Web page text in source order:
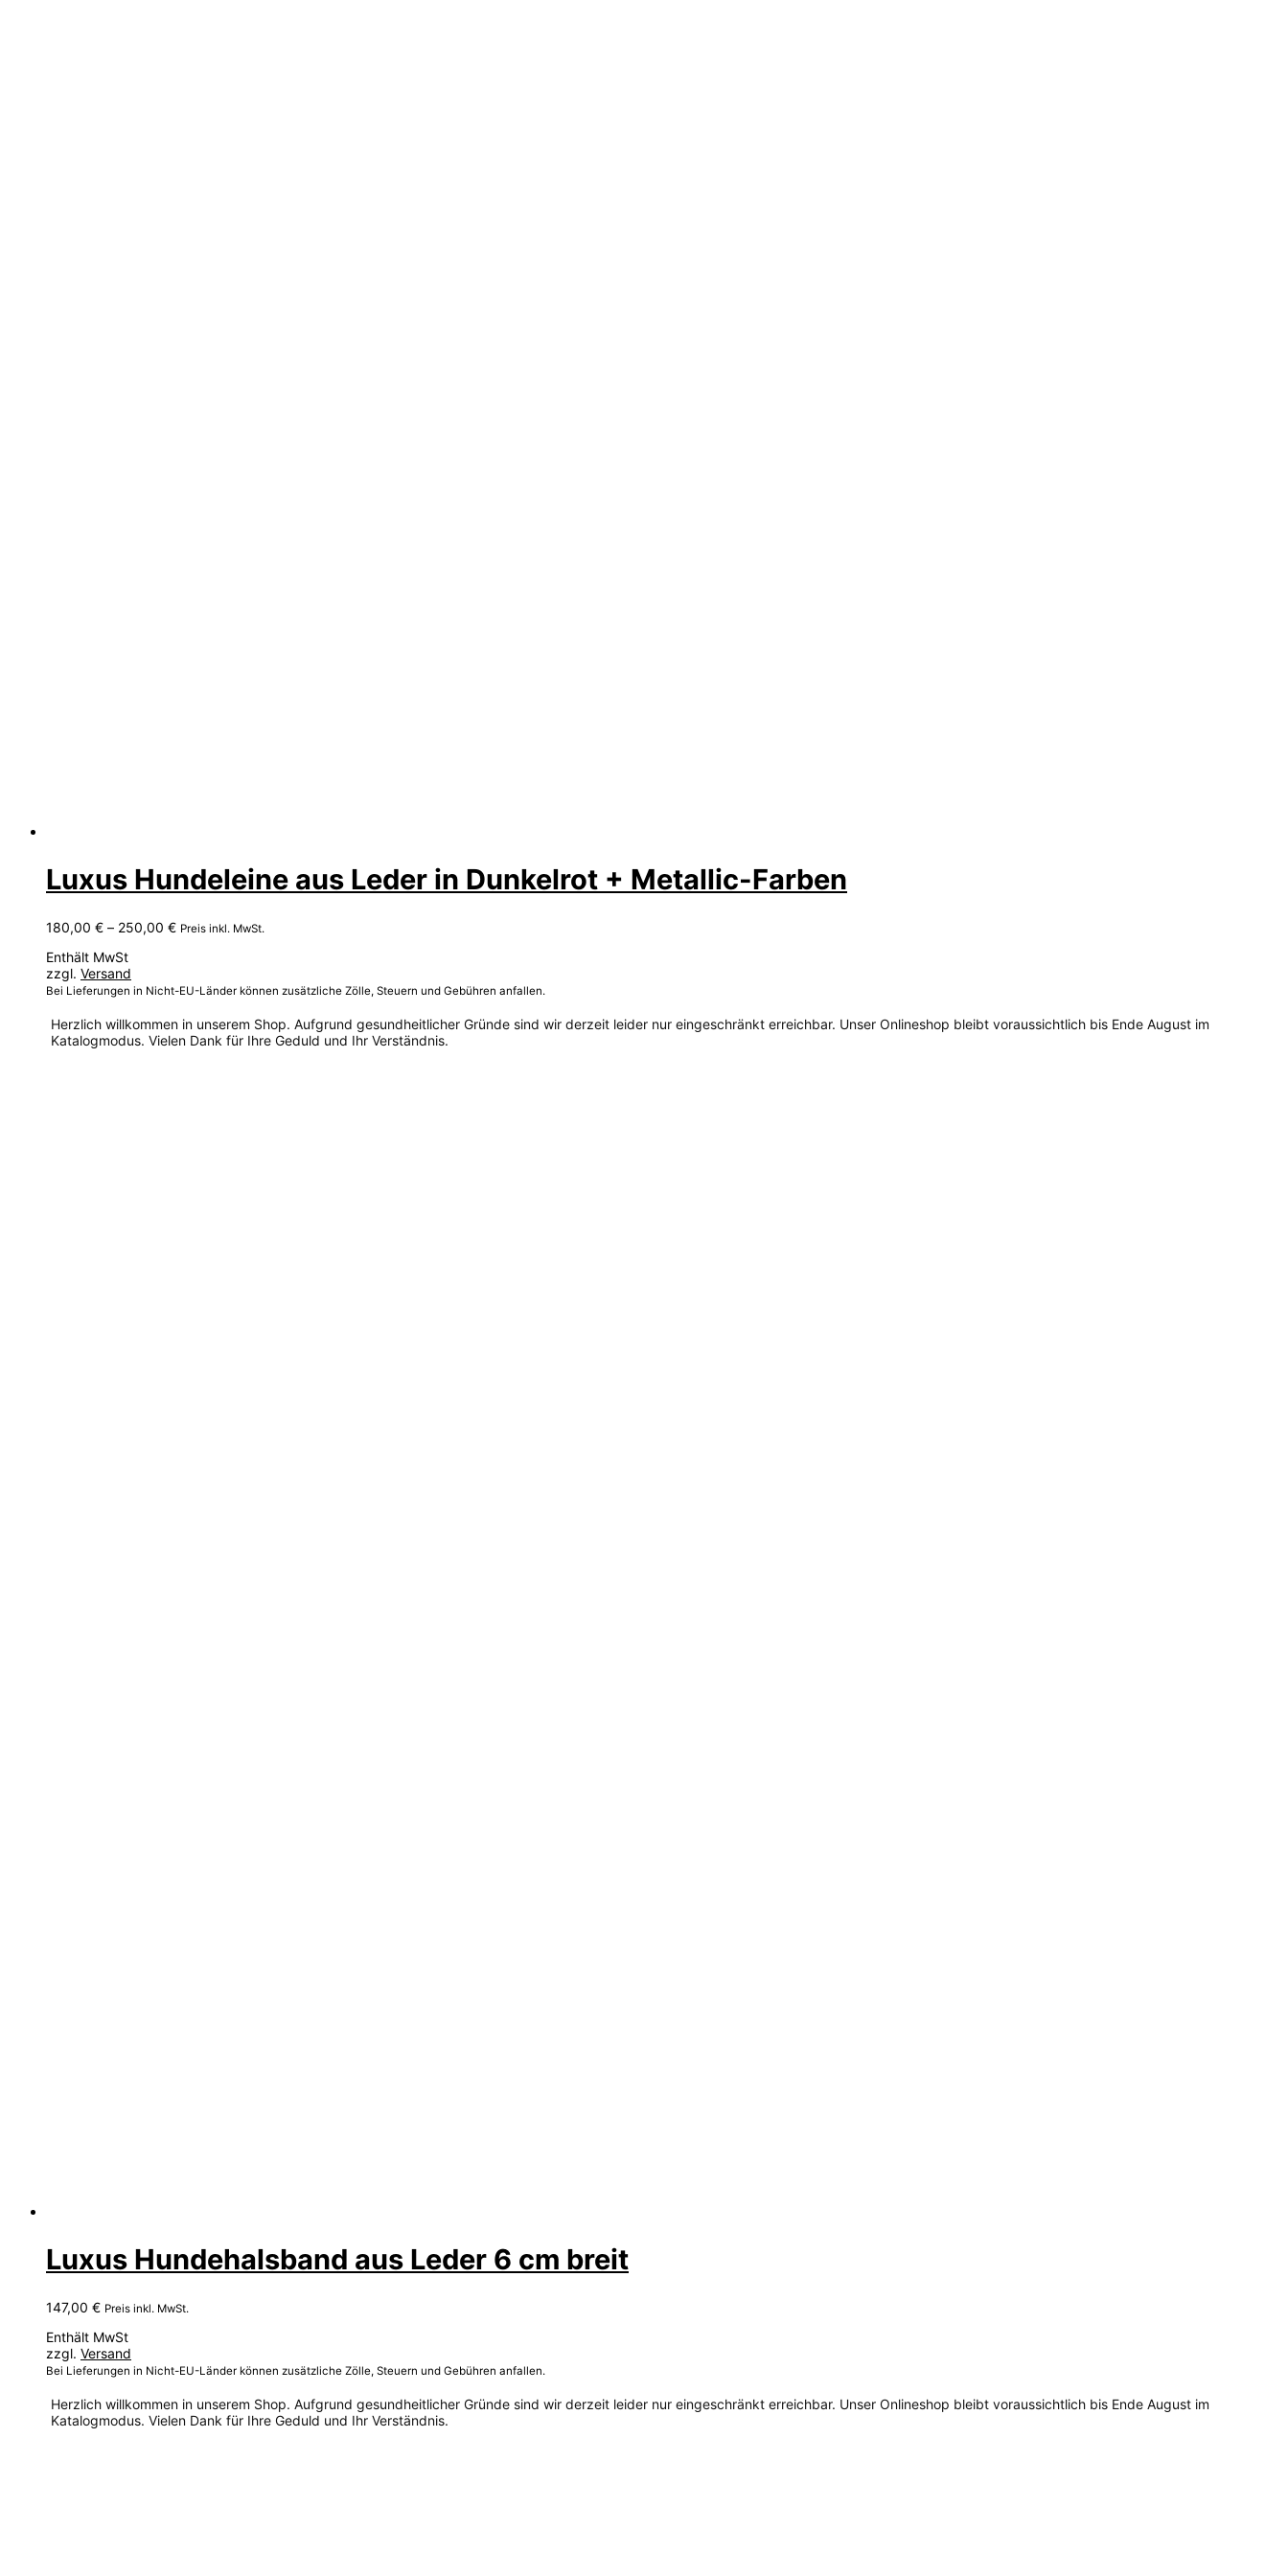
Luxus Hundeleine aus Leder in Dunkelrot + Metallic-Farben
180,00 € – 250,00 €Preisspanne:
Preis inkl. MwSt.
Enthält MwSt
zzgl. Versand
Bei Lieferungen in Nicht-EU-Länder können zusätzliche Zölle, Steuern und Gebühren anfallen.
Herzlich willkommen in unserem Shop. Aufgrund gesundheitlicher Gründe sind wir derzeit leider nur eingeschränkt erreichbar. Unser Onlineshop bleibt voraussichtlich bis Ende August im
Katalogmodus. Vielen Dank für Ihre Geduld und Ihr Verständnis.
Luxus Hundehalsband aus Leder 6 cm breit
147,00 € Preis inkl. MwSt.
Enthält MwSt
zzgl. Versand
Bei Lieferungen in Nicht-EU-Länder können zusätzliche Zölle, Steuern und Gebühren anfallen.
Herzlich willkommen in unserem Shop. Aufgrund gesundheitlicher Gründe sind wir derzeit leider nur eingeschränkt erreichbar. Unser Onlineshop bleibt voraussichtlich bis Ende August im
Katalogmodus. Vielen Dank für Ihre Geduld und Ihr Verständnis.